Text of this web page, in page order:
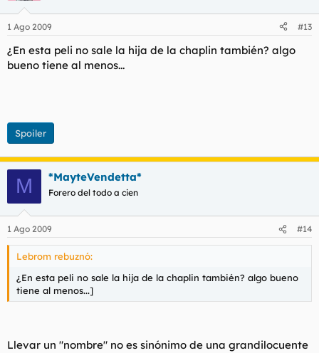
1 Ago 2009 #13
¿En esta peli no sale la hija de la chaplin también? algo
bueno tiene al menos...
Spoiler
M *MayteVendetta*
Forero del todo a cien
1 Ago 2009 #14
Lebrom rebuznó:
¿En esta peli no sale la hija de la chaplin también? algo bueno
tiene al menos...]
Llevar un "nombre" no es sinónimo de una grandilocuente